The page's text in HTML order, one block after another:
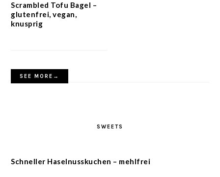
Scrambled Tofu Bagel –
glutenfrei, vegan,
knusprig
SEE MORE→
SWEETS
Schneller Haselnusskuchen – mehlfrei